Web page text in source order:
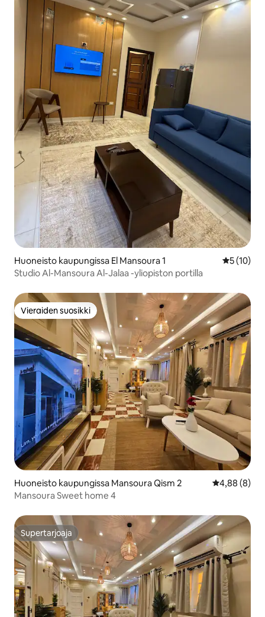
Huoneisto kaupungissa El Mansoura 1
5 (10)
Studio Al-Mansoura Al-Jalaa -yliopiston portilla
Vieraiden suosikki
Vieraiden suosikki
Huoneisto kaupungissa Mansoura Qism 2
4,88 (8)
Mansoura Sweet home 4
Supertarjoaja
Supertarjoaja